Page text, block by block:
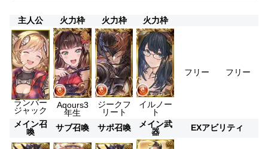
主人公 火力枠 火力枠 火力枠
ランバー
ジャック
Aqours3
年生
ジークフ
リート
イルノー
ト
フリー フリー
メイン召
喚
サブ召喚 サポ召喚
メイン武
器
EXアビリティ